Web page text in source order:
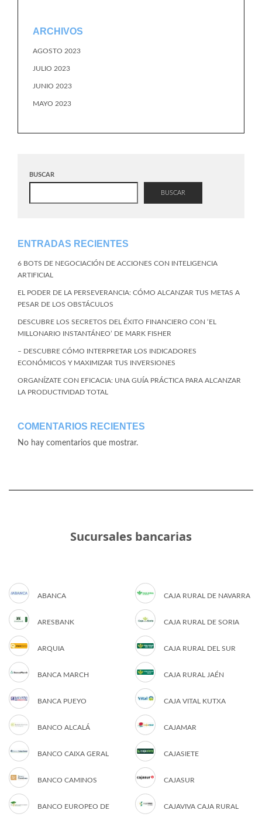
ARCHIVOS
AGOSTO 2023
JULIO 2023
JUNIO 2023
MAYO 2023
BUSCAR
BUSCAR
ENTRADAS RECIENTES
6 BOTS DE NEGOCIACIÓN DE ACCIONES CON INTELIGENCIA
ARTIFICIAL
EL PODER DE LA PERSEVERANCIA: CÓMO ALCANZAR TUS METAS A
PESAR DE LOS OBSTÁCULOS
DESCUBRE LOS SECRETOS DEL ÉXITO FINANCIERO CON ‘EL
MILLONARIO INSTANTÁNEO’ DE MARK FISHER
– DESCUBRE CÓMO INTERPRETAR LOS INDICADORES
ECONÓMICOS Y MAXIMIZAR TUS INVERSIONES
ORGANÍZATE CON EFICACIA: UNA GUÍA PRÁCTICA PARA ALCANZAR
LA PRODUCTIVIDAD TOTAL
COMENTARIOS RECIENTES
No hay comentarios que mostrar.
Sucursales bancarias
ABANCA
ARESBANK
ARQUIA
BANCA MARCH
BANCA PUEYO
BANCO ALCALÁ
BANCO CAIXA GERAL
BANCO CAMINOS
BANCO EUROPEO DE
CAJA RURAL DE NAVARRA
CAJA RURAL DE SORIA
CAJA RURAL DEL SUR
CAJA RURAL JAÉN
CAJA VITAL KUTXA
CAJAMAR
CAJASIETE
CAJASUR
CAJAVIVA CAJA RURAL